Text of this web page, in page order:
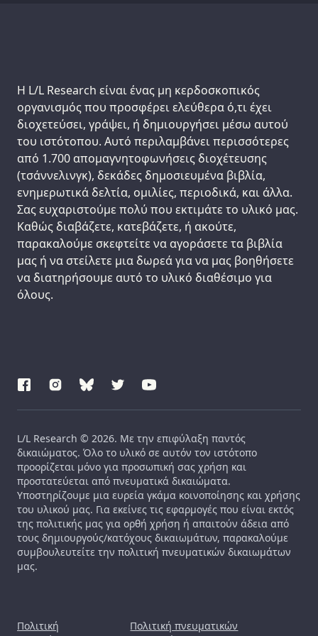
Support us:
Η L/L Research είναι ένας μη κερδοσκοπικός
οργανισμός που προσφέρει ελεύθερα ό,τι έχει
διοχετεύσει, γράψει, ή δημιουργήσει μέσω αυτού
του ιστότοπου. Αυτό περιλαμβάνει περισσότερες
από 1.700 απομαγνητοφωνήσεις διοχέτευσης
(τσάννελινγκ), δεκάδες δημοσιευμένα βιβλία,
ενημερωτικά δελτία, ομιλίες, περιοδικά, και άλλα.
Σας ευχαριστούμε πολύ που εκτιμάτε το υλικό μας.
Καθώς διαβάζετε, κατεβάζετε, ή ακούτε,
παρακαλούμε σκεφτείτε να αγοράσετε τα βιβλία
μας ή να στείλετε μια δωρεά για να μας βοηθήσετε
να διατηρήσουμε αυτό το υλικό διαθέσιμο για
όλους.
L/L Research © 2026. Με την επιφύλαξη παντός
δικαιώματος. Όλο το υλικό σε αυτόν τον ιστότοπο
προορίζεται μόνο για προσωπική σας χρήση και
προστατεύεται από πνευματικά δικαιώματα.
Υποστηρίζουμε μια ευρεία γκάμα κοινοποίησης και χρήσης
του υλικού μας. Για εκείνες τις εφαρμογές που είναι εκτός
της πολιτικής μας για ορθή χρήση ή απαιτούν άδεια από
τους δημιουργούς/κατόχους δικαιωμάτων, παρακαλούμε
συμβουλευτείτε την πολιτική πνευματικών δικαιωμάτων
μας.
Πολιτική
Πολιτική πνευματικών